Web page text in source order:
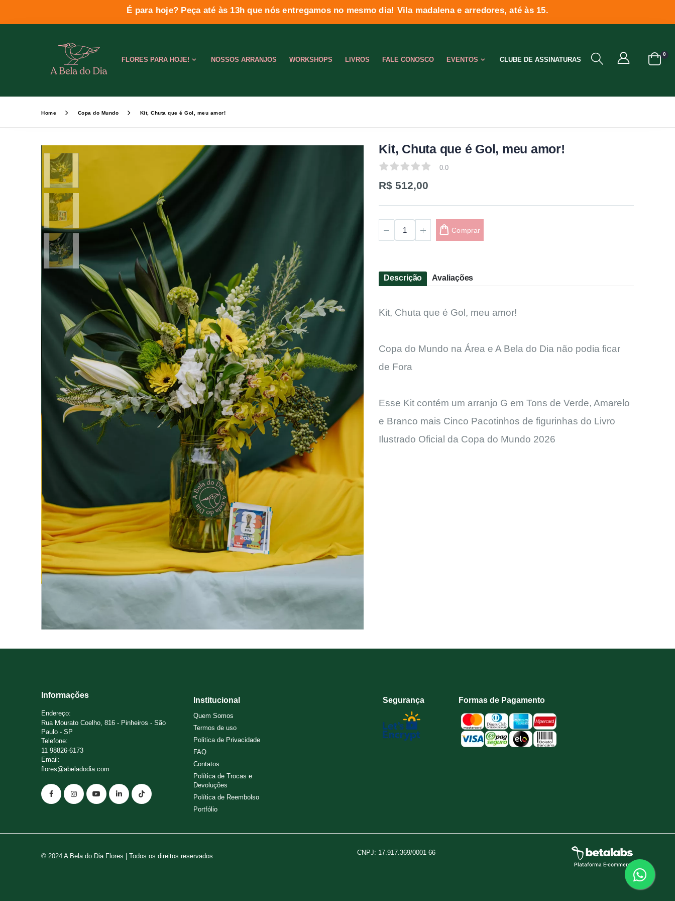
É para hoje? Peça até às 13h que nós entregamos no mesmo dia! Vila madalena e arredores, até às 15.
FLORES PARA HOJE! NOSSOS ARRANJOS WORKSHOPS LIVROS FALE CONOSCO EVENTOS CLUBE DE ASSINATURAS
0
Home Copa do Mundo Kit, Chuta que é Gol, meu amor!
Kit, Chuta que é Gol, meu amor!
0.0
0.0
R$ 512,00
Comprar
Descrição Avaliações
Kit, Chuta que é Gol, meu amor!
Copa do Mundo na Área e A Bela do Dia não podia ficar
de Fora
Esse Kit contém um arranjo G em Tons de Verde, Amarelo
e Branco mais Cinco Pacotinhos de figurinhas do Livro
Ilustrado Oficial da Copa do Mundo 2026
Informações
Endereço:
Rua Mourato Coelho, 816 - Pinheiros - São
Paulo - SP
Telefone:
11 98826-6173
Email:
flores@abeladodia.com
Institucional
Quem Somos
Termos de uso
Politica de Privacidade
FAQ
Contatos
Política de Trocas e
Devoluções
Política de Reembolso
Portfólio
Segurança Formas de Pagamento
© 2024 A Bela do Dia Flores | Todos os direitos reservados CNPJ: 17.917.369/0001-66